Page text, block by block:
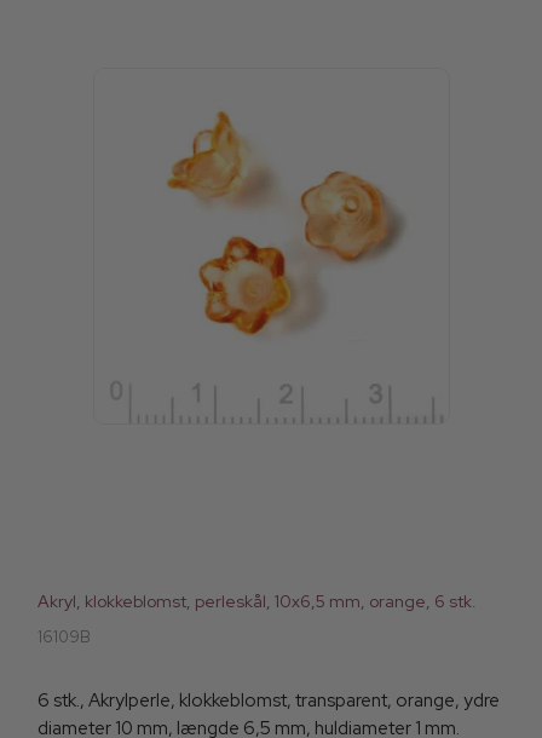
Akryl, klokkeblomst, perleskål, 10x6,5 mm, orange, 6 stk.
16109B
6 stk., Akrylperle, klokkeblomst, transparent, orange, ydre
diameter 10 mm, længde 6,5 mm, huldiameter 1 mm.